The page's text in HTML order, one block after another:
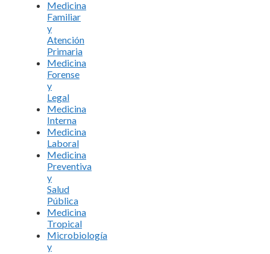
Medicina
Familiar
y
Atención
Primaria
Medicina
Forense
y
Legal
Medicina
Interna
Medicina
Laboral
Medicina
Preventiva
y
Salud
Pública
Medicina
Tropical
Microbiología
y